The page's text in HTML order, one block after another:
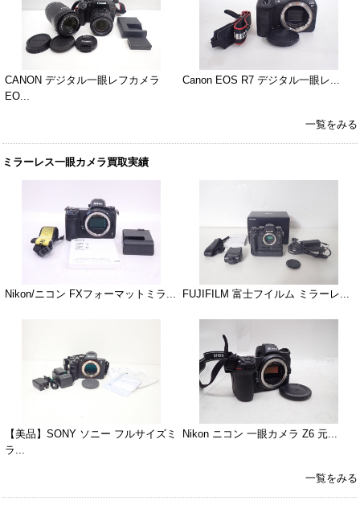
CANON デジタル一眼レフカメラ
EO...
Canon EOS R7 デジタル一眼レ...
一覧をみる
ミラーレス一眼カメラ買取実績
Nikon/ニコン FXフォーマットミラ... FUJIFILM 富士フイルム ミラーレ...
【美品】SONY ソニー フルサイズミ
ラ...
Nikon ニコン 一眼カメラ Z6 元...
一覧をみる